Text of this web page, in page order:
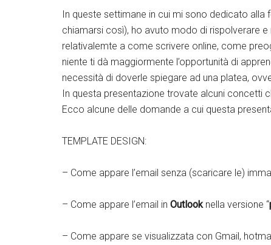
In queste settimane in cui mi sono dedicato
chiamarsi così), ho avuto modo di rispolverare
relativalemte a come scrivere online, come
niente ti dà maggiormente l’opportunità di
necessità di doverle spiegare ad una platea,
In questa presentazione trovate alcuni concetti
Ecco alcune delle domande a cui questa
TEMPLATE DESIGN:
– Come appare l’email senza (scaricare le)
– Come appare l’email in Outlooknella versione “
– Come appare se visualizzata con Gmail,